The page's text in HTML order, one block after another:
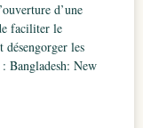
d’une
faciliter le
les
Bangladesh: New